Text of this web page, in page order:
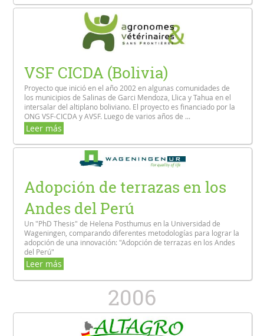
VSF CICDA (Bolivia)
Proyecto que inició en el año 2002 en algunas comunidades de
los municipios de Salinas de Garci Mendoza, Llica y Tahua en el
intersalar del altiplano boliviano. El proyecto es financiado por la
ONG VSF-CICDA y AVSF. Luego de varios años de ...
Leer más
Adopción de terrazas en los
Andes del Perú
Un "PhD Thesis" de Helena Posthumus en la Universidad de
Wageningen, comparando diferentes metodologías para lograr la
adopción de una innovación: "Adopción de terrazas en los Andes
del Perú"
Leer más
2006